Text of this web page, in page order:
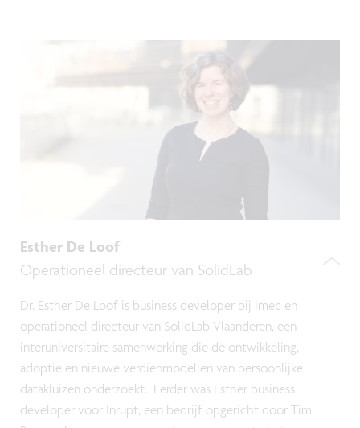
Esther De Loof
Operationeel directeur van SolidLab
Dr. Esther De Loof is business developer bij imec en
operationeel directeur van SolidLab Vlaanderen, een
interuniversitaire samenwerking die de ontwikkeling,
adoptie en nieuwe verdienmodellen van persoonlijke
datakluizen onderzoekt. Eerder was Esther business
developer voor Inrupt, een bedrijf opgericht door Tim